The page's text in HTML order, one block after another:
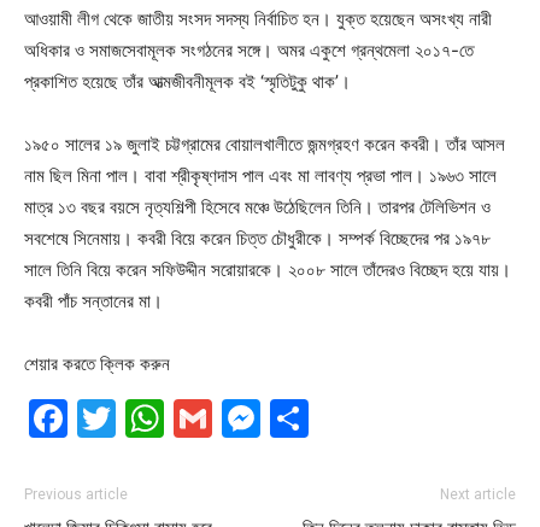
আওয়ামী লীগ থেকে জাতীয় সংসদ সদস্য নির্বাচিত হন। যুক্ত হয়েছেন অসংখ্য নারী
অধিকার ও সমাজসেবামূলক সংগঠনের সঙ্গে। অমর একুশে গ্রন্থমেলা ২০১৭-তে
প্রকাশিত হয়েছে তাঁর আত্মজীবনীমূলক বই ‘স্মৃতিটুকু থাক’।
১৯৫০ সালের ১৯ জুলাই চট্টগ্রামের বোয়ালখালীতে জন্মগ্রহণ করেন কবরী। তাঁর আসল
নাম ছিল মিনা পাল। বাবা শ্রীকৃষ্ণদাস পাল এবং মা লাবণ্য প্রভা পাল। ১৯৬৩ সালে
মাত্র ১৩ বছর বয়সে নৃত্যশিল্পী হিসেবে মঞ্চে উঠেছিলেন তিনি। তারপর টেলিভিশন ও
সবশেষে সিনেমায়। কবরী বিয়ে করেন চিত্ত চৌধুরীকে। সম্পর্ক বিচ্ছেদের পর ১৯৭৮
সালে তিনি বিয়ে করেন সফিউদ্দীন সরোয়ারকে। ২০০৮ সালে তাঁদেরও বিচ্ছেদ হয়ে যায়।
কবরী পাঁচ সন্তানের মা।
শেয়ার করতে ক্লিক করুন
Facebook
Twitter
WhatsApp
GmailMessenger
Previous article Next article